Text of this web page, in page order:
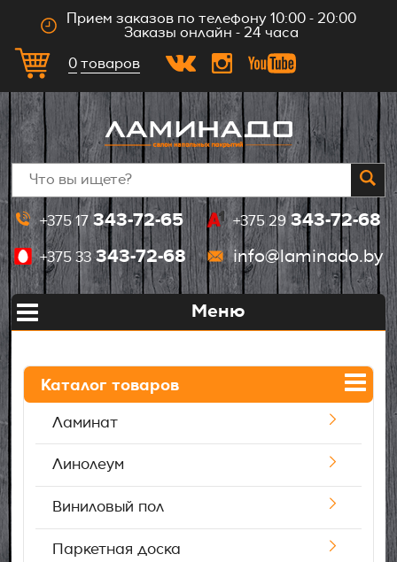
Прием заказов по телефону 10:00 - 20:00
Заказы онлайн - 24 часа
0 товаров
+375 17 343-72-65 +375 29 343-72-68
+375 33 343-72-68 info@laminado.by
Меню
Главная
О компании
Оплата
Доставка
Контакты
Каталог товаров
Ламинат
Линолеум
Виниловый пол
Паркетная доска